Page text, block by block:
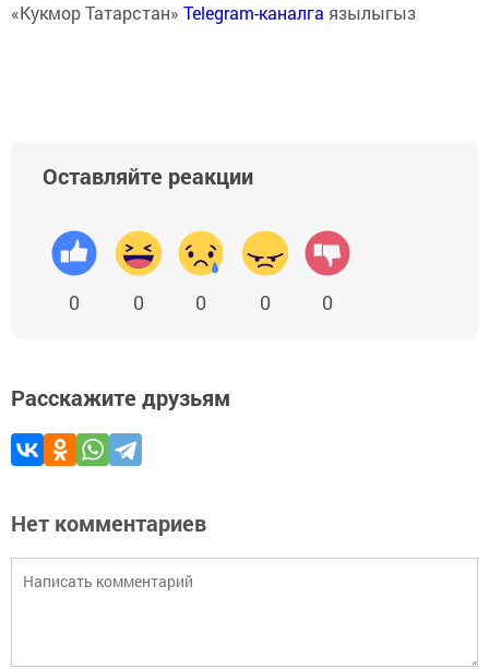
«Кукмор Татарстан» Telegram-каналга язылыгыз
Оставляйте реакции
0 0 0 0 0
Расскажите друзьям
Нет комментариев